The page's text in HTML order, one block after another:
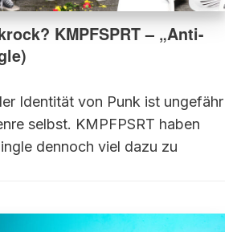
KMPFSPRT – „Anti-
Identität von Punk ist ungefähr
selbst. KMPFPSRT haben
dennoch viel dazu zu